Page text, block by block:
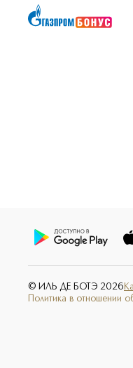
© ИЛЬ ДЕ БОТЭ 2026
Политика в отношении